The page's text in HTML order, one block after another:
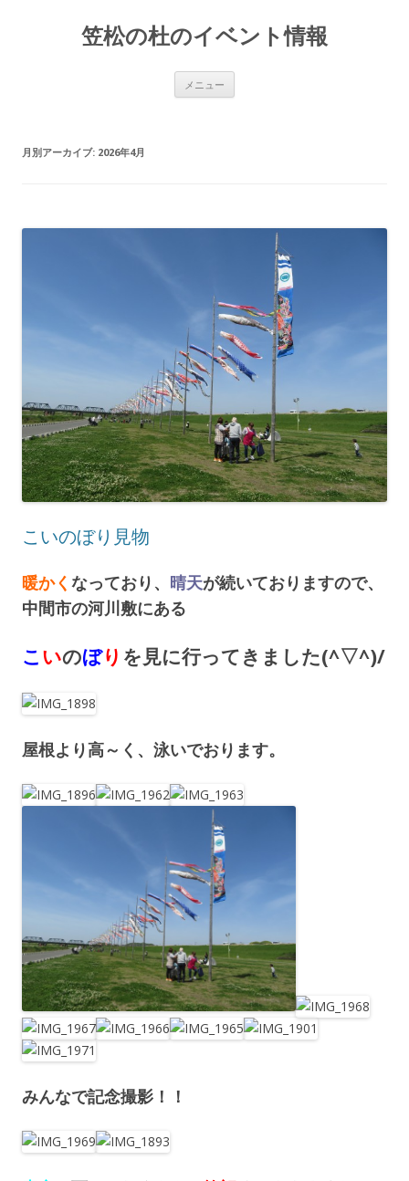
笠松の杜のイベント情報
メニュー
月別アーカイブ: 2026年4月
こいのぼり見物
暖かく なっており、 晴天が続いておりますので、
中間市の河川敷にある
こいのぼり を見に行ってきました(^▽^)/
屋根より高～く、泳いでおります。
みんなで記念撮影！！